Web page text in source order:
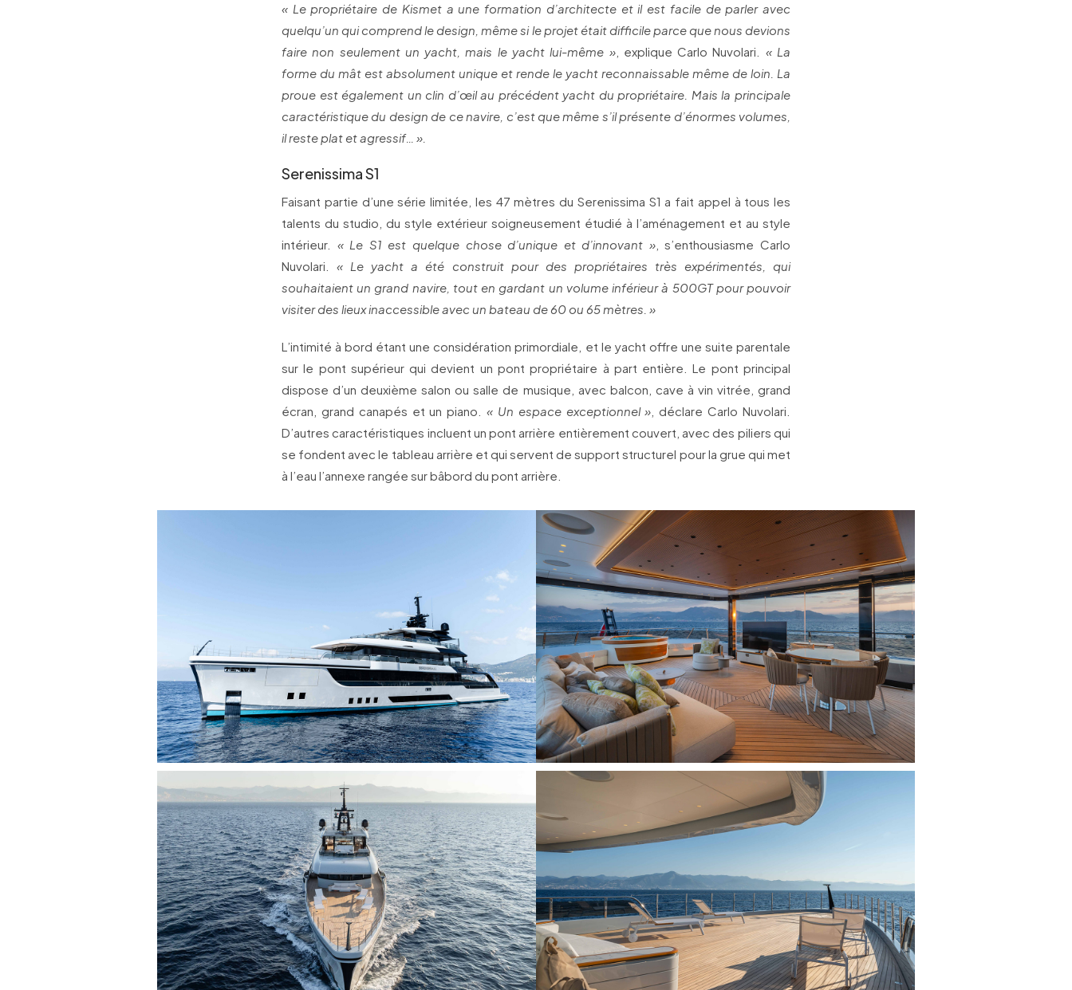
« Le propriétaire de Kismet a une formation d’architecte et il est facile de parler avec
quelqu’un qui comprend le design, même si le projet était difficile parce que nous devions
faire non seulement un yacht, mais le yacht lui-même », explique Carlo Nuvolari. « La
forme du mât est absolument unique et rende le yacht reconnaissable même de loin. La
proue est également un clin d’œil au précédent yacht du propriétaire. Mais la principale
caractéristique du design de ce navire, c’est que même s’il présente d’énormes volumes,
il reste plat et agressif… ».
Serenissima S1
Faisant partie d’une série limitée, les 47 mètres du Serenissima S1 a fait appel à tous les
talents du studio, du style extérieur soigneusement étudié à l’aménagement et au style
intérieur. « Le S1 est quelque chose d’unique et d’innovant », s’enthousiasme Carlo
Nuvolari.« Le yacht a été construit pour des propriétaires très expérimentés, qui
souhaitaient un grand navire, tout en gardant un volume inférieur à 500GT pour pouvoir
visiter des lieux inaccessible avec un bateau de 60 ou 65 mètres. »
L’intimité à bord étant une considération primordiale, et le yacht offre une suite parentale
sur le pont supérieur qui devient un pont propriétaire à part entière. Le pont principal
dispose d’un deuxième salon ou salle de musique, avec balcon, cave à vin vitrée, grand
écran, grand canapés et un piano.« Un espace exceptionnel » , déclare Carlo Nuvolari.
D’autres caractéristiques incluent un pont arrière entièrement couvert, avec des piliers qui
se fondent avec le tableau arrière et qui servent de support structurel pour la grue qui met
à l’eau l’annexe rangée sur bâbord du pont arrière.